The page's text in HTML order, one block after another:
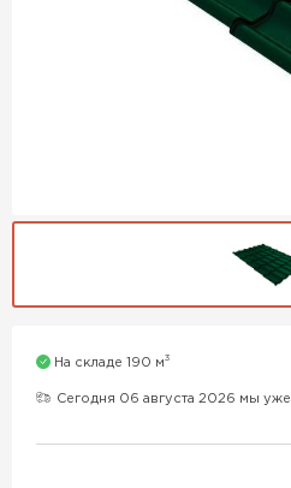
На складе 190 м3
Сегодня 06 августа 2026 мы уже